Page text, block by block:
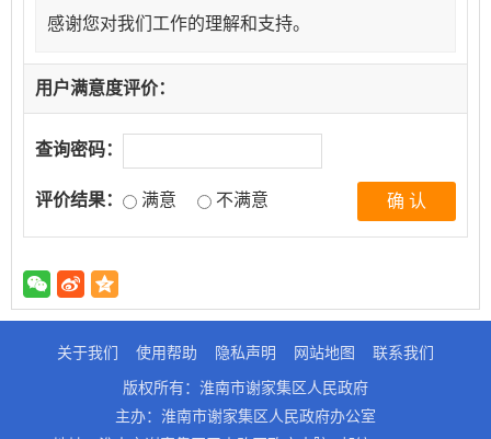
感谢您对我们工作的理解和支持。
用户满意度评价：
查询密码：
评价结果： 满意 不满意
关于我们 使用帮助 隐私声明 网站地图
联系我们
版权所有：淮南市谢家集区人民政府
主办：淮南市谢家集区人民政府办公室